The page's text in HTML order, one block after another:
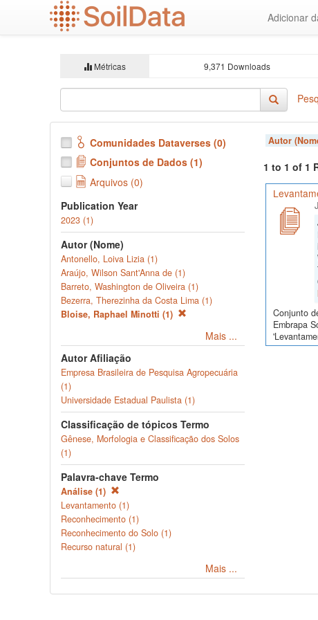
Adicionar
Métricas 9,371 Downloads
Comunidades Dataverses (0)
Conjuntos de Dados (1)
Arquivos (0)
Publication Year
2023 (1)
Autor (Nome)
Antonello, Loiva Lizia (1)
Araújo, Wilson Sant'Anna de (1)
Barreto, Washington de Oliveira (1)
Bezerra, Therezinha da Costa Lima (1)
Bloise, Raphael Minotti (1)
Mais ...
Autor Afiliação
Empresa Brasileira de Pesquisa Agropecuária
(1)
Universidade Estadual Paulista (1)
Classificação de tópicos Termo
Gênese, Morfologia e Classificação dos Solos
(1)
Palavra-chave Termo
Análise (1)
Levantamento (1)
Reconhecimento (1)
Reconhecimento do Solo (1)
Recurso natural (1)
Mais ...
Autor
1 to 1 of 1
Conjunto
Embrapa